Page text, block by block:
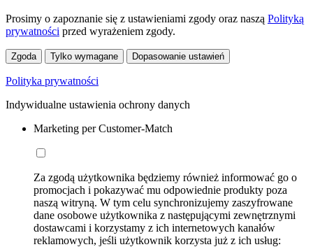
Prosimy o zapoznanie się z ustawieniami zgody oraz naszą Polityką
prywatności przed wyrażeniem zgody.
Zgoda Tylko wymagane Dopasowanie ustawień
Polityka prywatności
Indywidualne ustawienia ochrony danych
Marketing per Customer-Match
Za zgodą użytkownika będziemy również informować go o
promocjach i pokazywać mu odpowiednie produkty poza
naszą witryną. W tym celu synchronizujemy zaszyfrowane
dane osobowe użytkownika z następującymi zewnętrznymi
dostawcami i korzystamy z ich internetowych kanałów
reklamowych, jeśli użytkownik korzysta już z ich usług: